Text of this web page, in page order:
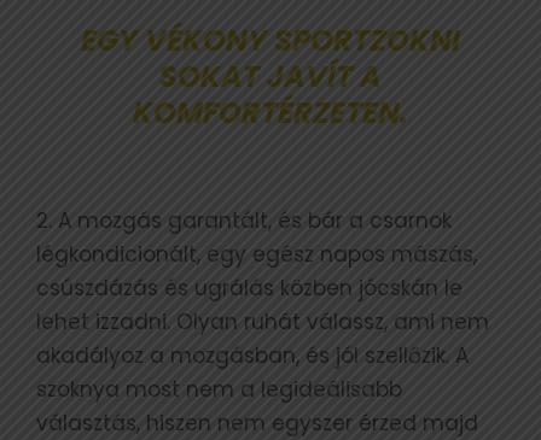
EGY VÉKONY SPORTZOKNI
SOKAT JAVÍT A
KOMFORTÉRZETEN.
2. A mozgás garantált, és bár a csarnok
légkondicionált, egy egész napos mászás,
csúszdázás és ugrálás közben jócskán le
lehet izzadni. Olyan ruhát válassz, ami nem
akadályoz a mozgásban, és jól szellőzik. A
szoknya most nem a legideálisabb
választás, hiszen nem egyszer érzed majd